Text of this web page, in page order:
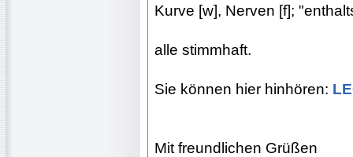
Kurve [w], Nerven [f];
alle stimmhaft.
Sie können hier hinhören:
Mit freundlichen Grüßen